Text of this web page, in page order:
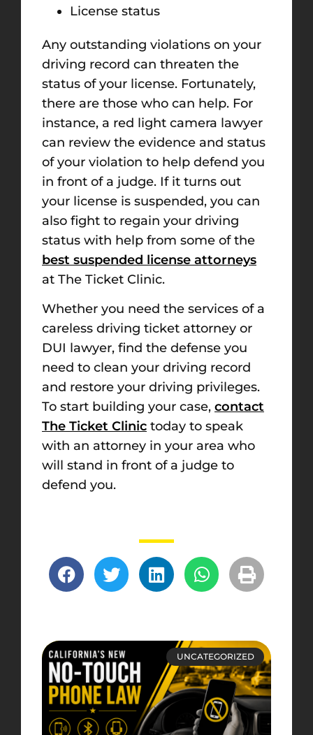
License status
Any outstanding violations on your
driving record can threaten the
status of your license. Fortunately,
there are those who can help. For
instance, a red light camera lawyer
can review the evidence and status
of your violation to help defend you
in front of a judge. If it turns out
your license is suspended, you can
also fight to regain your driving
status with help from some of the
best suspended license attorneys
at The Ticket Clinic.
Whether you need the services of a
careless driving ticket attorney or
DUI lawyer, find the defense you
need to clean your driving record
and restore your driving privileges.
To start building your case, contact
The Ticket Clinic today to speak
with an attorney in your area who
will stand in front of a judge to
defend you.
UNCATEGORIZED